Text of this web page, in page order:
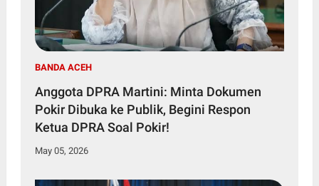
BANDA ACEH
Anggota DPRA Martini: Minta Dokumen
Pokir Dibuka ke Publik, Begini Respon
Ketua DPRA Soal Pokir!
May 05, 2026